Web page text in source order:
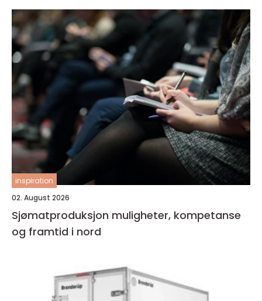
inspiration
02. August 2026
Sjømatproduksjon muligheter, kompetanse
og framtid i nord